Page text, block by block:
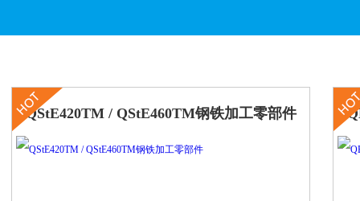
QStE420TM / QStE460TM钢铁加工零部件